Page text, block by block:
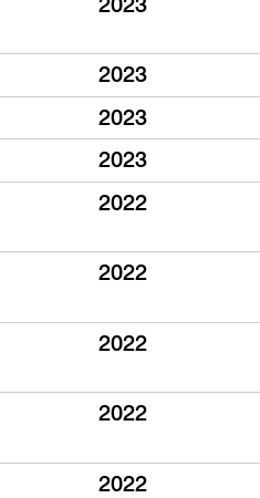
2023
2023
2023
2022
2022
2022
2022
2022